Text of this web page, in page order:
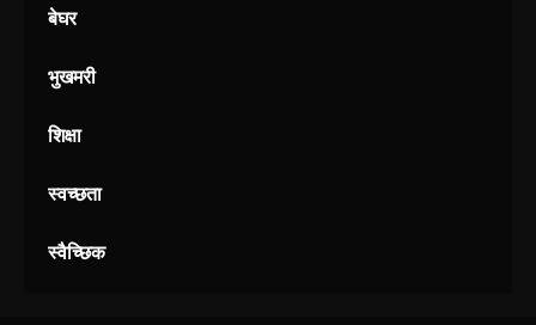
बेघर
भुखमरी
शिक्षा
स्वच्छता
स्वैच्छिक